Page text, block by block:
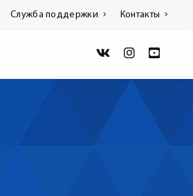
Служба поддержки Контакты